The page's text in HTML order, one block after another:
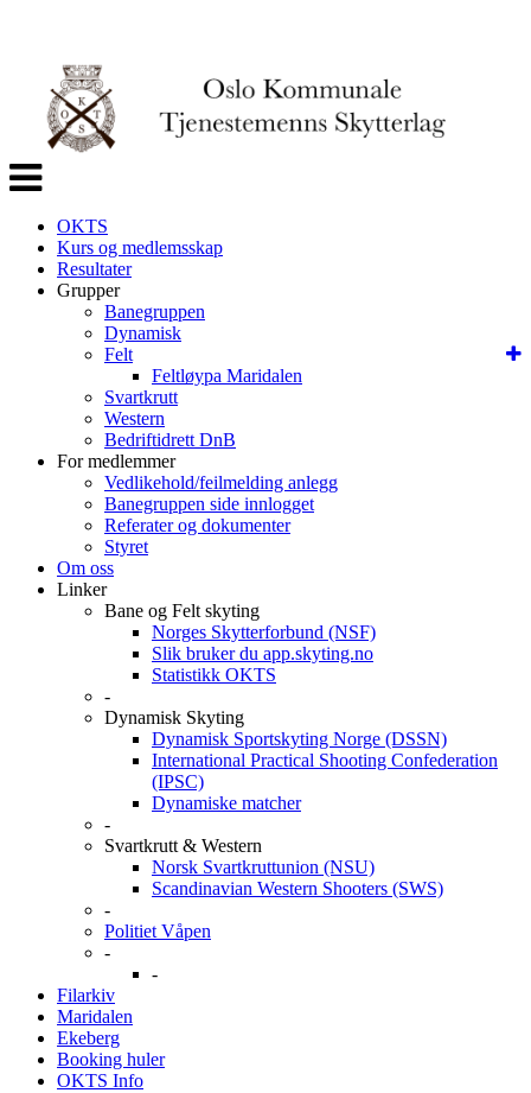
Veksle
navigasjon
OKTS
Kurs og medlemsskap
Resultater
Grupper
Banegruppen
Dynamisk
Felt
Feltløypa Maridalen
Svartkrutt
Western
Bedriftidrett DnB
For medlemmer
Vedlikehold/feilmelding anlegg
Banegruppen side innlogget
Referater og dokumenter
Styret
Om oss
Linker
Bane og Felt skyting
Norges Skytterforbund (NSF)
Slik bruker du app.skyting.no
Statistikk OKTS
-
Dynamisk Skyting
Dynamisk Sportskyting Norge (DSSN)
International Practical Shooting Confederation
(IPSC)
Dynamiske matcher
-
Svartkrutt & Western
Norsk Svartkruttunion (NSU)
Scandinavian Western Shooters (SWS)
-
Politiet Våpen
-
-
Filarkiv
Maridalen
Ekeberg
Booking huler
OKTS Info